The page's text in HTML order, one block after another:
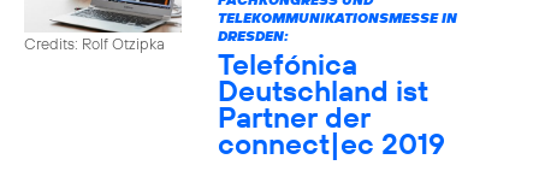
Credits: Rolf Otzipka
TELEKOMMUNIKATIONSMESSE IN
DRESDEN:
Telefónica
Deutschland ist
Partner der
connect|ec 2019